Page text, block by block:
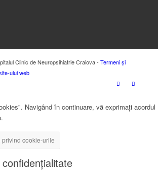
Clinic de Neuropsihiatrie Craiova - Termeni și
ului web
Navigând în continuare, vă exprimați acordul
privind cookie-urile